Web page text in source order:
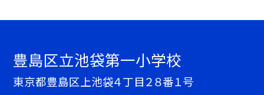
豊島区立池袋第一小学校
東京都豊島区上池袋４丁目２８番１号